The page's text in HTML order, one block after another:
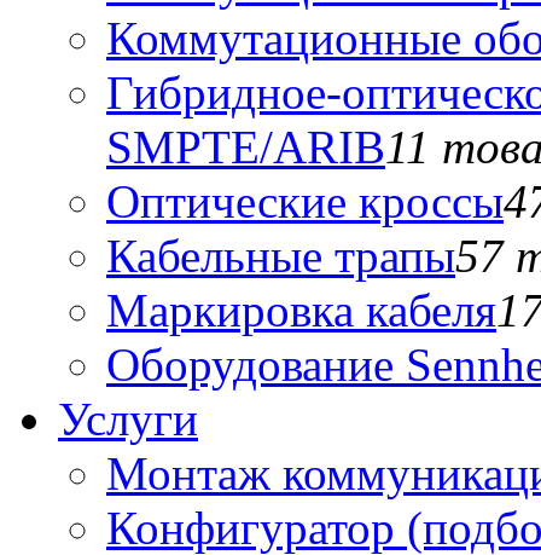
Коммутационные
Гибридное-
SMPTE/ARIB11
Оптические кроссы
Кабельные трапы57
Маркировка кабеля
Оборудование
Услуги
Монтаж
Конфигуратор